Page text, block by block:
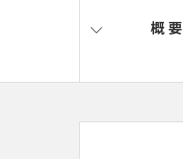
概 要